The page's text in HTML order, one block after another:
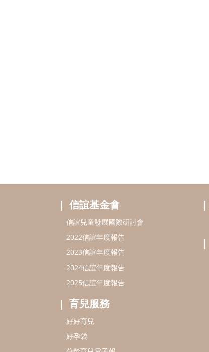
信誼基金會
信誼兒童發展國際研討會
2022信誼年度報告
2023信誼年度報告
2024信誼年度報告
2025信誼年度報告
育兒服務
好好育兒
好孕袋